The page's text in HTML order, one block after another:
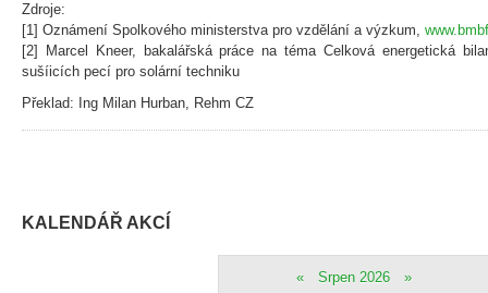
Zdroje:
[1] Oznámení Spolkového ministerstva pro vzdělání a výzkum,
[2] Marcel Kneer, bakalářská práce na téma Celková energetická
sušíicích pecí pro solární techniku
Překlad: Ing Milan Hurban, Rehm CZ
KALENDÁŘ AKCÍ
« Srpen 2026 »